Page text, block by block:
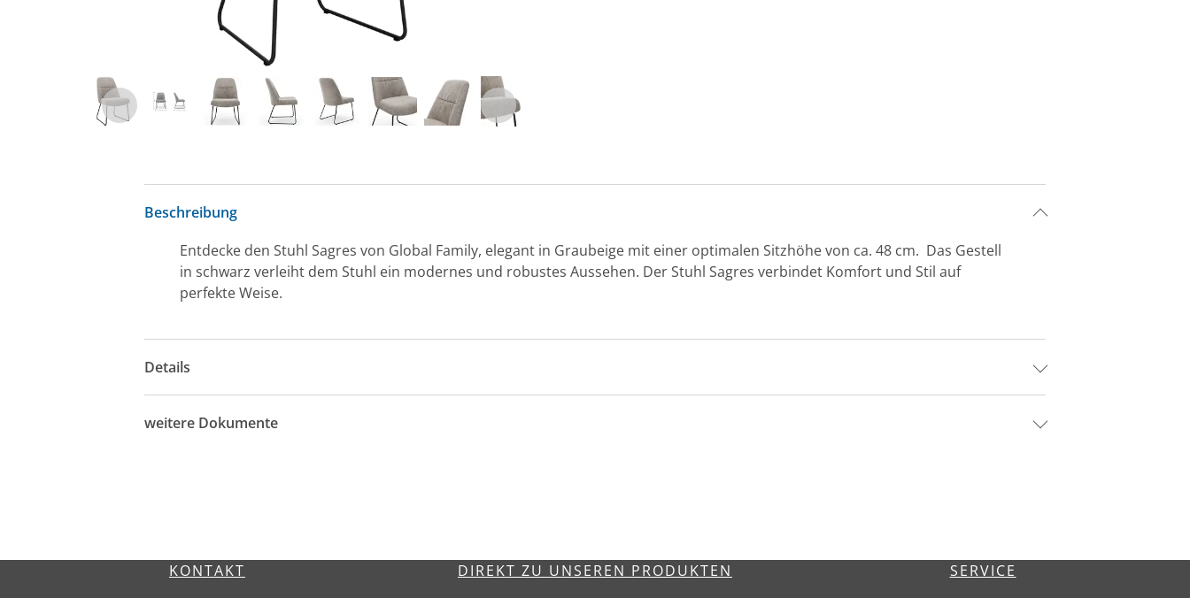
Beschreibung
Entdecke den Stuhl Sagres von Global Family, elegant in Graubeige mit einer optimalen Sitzhöhe von ca. 48 cm. Das Gestell
in schwarz verleiht dem Stuhl ein modernes und robustes Aussehen. Der Stuhl Sagres verbindet Komfort und Stil auf
perfekte Weise.
Details
weitere Dokumente
KONTAKT
DIREKT ZU UNSEREN PRODUKTEN SERVICE